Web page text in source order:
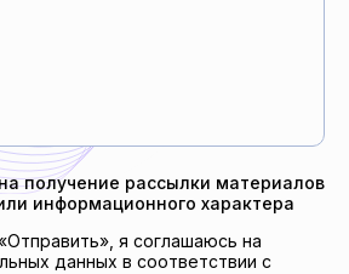
получение рассылки материалов
информационного характера
я соглашаюсь на
данных в соответствии с